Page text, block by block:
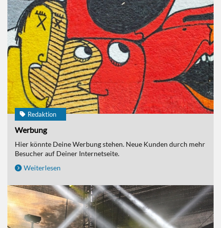
Redaktion
Werbung
Hier könnte Deine Werbung stehen. Neue Kunden durch mehr
Besucher auf Deiner Internetseite.
Weiterlesen